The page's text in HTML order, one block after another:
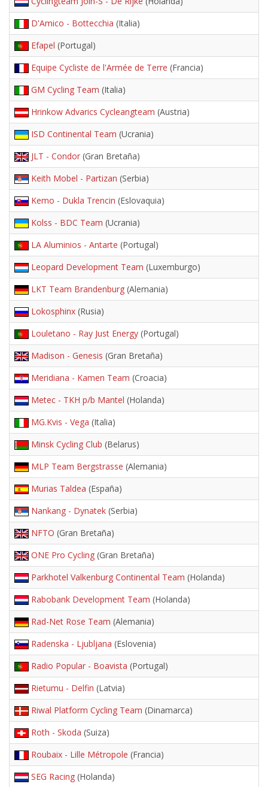
D'Amico - Bottecchia (Italia)
Efapel (Portugal)
Equipe Cycliste de l'Armée de Terre (Francia)
GM Cycling Team (Italia)
Hrinkow Advarics Cycleangteam (Austria)
ISD Continental Team (Ucrania)
JLT - Condor (Gran Bretaña)
Keith Mobel - Partizan (Serbia)
Kemo - Dukla Trencin (Eslovaquia)
Kolss - BDC Team (Ucrania)
LA Aluminios - Antarte (Portugal)
Leopard Development Team (Luxemburgo)
LKT Team Brandenburg (Alemania)
Lokosphinx (Rusia)
Louletano - Ray Just Energy (Portugal)
Madison - Genesis (Gran Bretaña)
Meridiana - Kamen Team (Croacia)
Metec - TKH p/b Mantel (Holanda)
MG.Kvis - Vega (Italia)
Minsk Cycling Club (Belarus)
MLP Team Bergstrasse (Alemania)
Murias Taldea (España)
Nankang - Dynatek (Serbia)
NFTO (Gran Bretaña)
ONE Pro Cycling (Gran Bretaña)
Parkhotel Valkenburg Continental Team (Holanda)
Rabobank Development Team (Holanda)
Rad-Net Rose Team (Alemania)
Radenska - Ljubljana (Eslovenia)
Radio Popular - Boavista (Portugal)
Rietumu - Delfin (Latvia)
Riwal Platform Cycling Team (Dinamarca)
Roth - Skoda (Suiza)
Roubaix - Lille Métropole (Francia)
SEG Racing (Holanda)